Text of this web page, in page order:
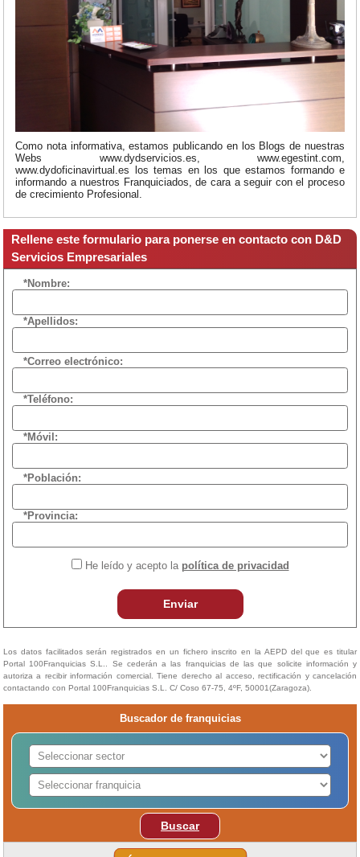
Como nota informativa, estamos publicando en los Blogs de nuestras
Webs www.dydservicios.es, www.egestint.com,
www.dydoficinavirtual.es los temas en los que estamos formando e
informando a nuestros Franquiciados, de cara a seguir con el proceso
de crecimiento Profesional.
Rellene este formulario para ponerse en contacto con D&D
Servicios Empresariales
*Nombre:
*Apellidos:
*Correo electrónico:
*Teléfono:
*Móvil:
*Población:
*Provincia:
He leído y acepto la política de privacidad
Enviar
Los datos facilitados serán registrados en un fichero inscrito en la AEPD del que es titular
Portal 100Franquicias S.L.. Se cederán a las franquicias de las que solicite información y
autoriza a recibir información comercial. Tiene derecho al acceso, rectificación y cancelación
contactando con Portal 100Franquicias S.L. C/ Coso 67-75, 4ºF, 50001(Zaragoza).
Buscador de franquicias
Buscar